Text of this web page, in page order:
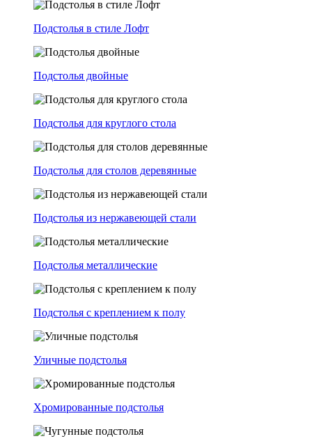
Подстолья в стиле Лофт
Подстолья двойные
Подстолья для круглого стола
Подстолья для столов деревянные
Подстолья из нержавеющей стали
Подстолья металлические
Подстолья с креплением к полу
Уличные подстолья
Хромированные подстолья